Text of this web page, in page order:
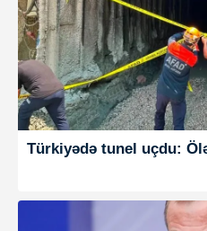
Türkiyədə tunel uçdu: